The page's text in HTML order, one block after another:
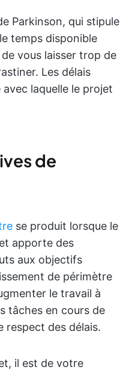
Parkinson, qui stipule
temps disponible
vous laisser trop de
Les délais
laquelle le projet
de
se produit lorsque le
apporte des
aux objectifs
de périmètre
le travail à
tâches en cours de
des délais.
il est de votre